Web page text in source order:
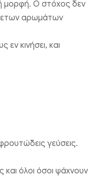
μορφή. Ο στόχος δεν
αρωμάτων
κινήσει, και
γεύσεις.
όλοι όσοι ψάχνουν